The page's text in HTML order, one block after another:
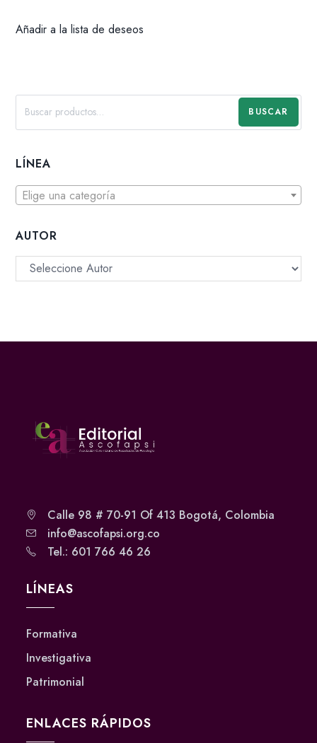
Añadir a la lista de deseos
BUSCAR
LÍNEA
Elige una categoría
AUTOR
Calle 98 # 70-91 Of 413 Bogotá, Colombia
info@ascofapsi.org.co
Tel.: 601 766 46 26
LÍNEAS
Formativa
Investigativa
Patrimonial
ENLACES RÁPIDOS